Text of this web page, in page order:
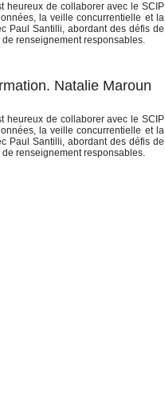
heureux de collaborer avec le SCIP
la veille concurrentielle et la
Paul Santilli, abordant des défis de
renseignement responsables.
Natalie Maroun
heureux de collaborer avec le SCIP
la veille concurrentielle et la
Paul Santilli, abordant des défis de
renseignement responsables.